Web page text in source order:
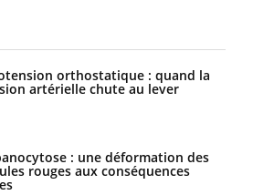
orthostatique : quand la
artérielle chute au lever
: une déformation des
rouges aux conséquences